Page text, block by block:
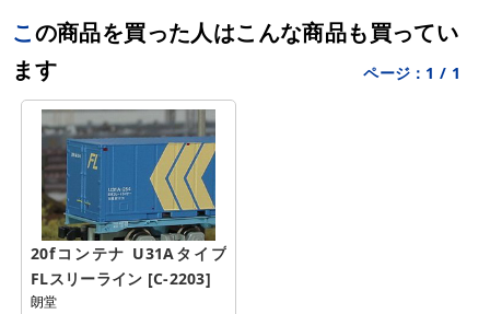
この商品を買った人はこんな商品も買ってい
ます
ページ： 1 / 1
20fコンテナ U31Aタイプ
FLスリーライン [C-2203]
朗堂